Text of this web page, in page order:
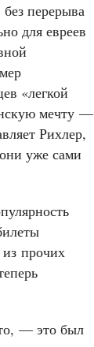
перерыва
для евреев
«легкой
мечту —
Рихлер,
уже сами
прочих
— это был